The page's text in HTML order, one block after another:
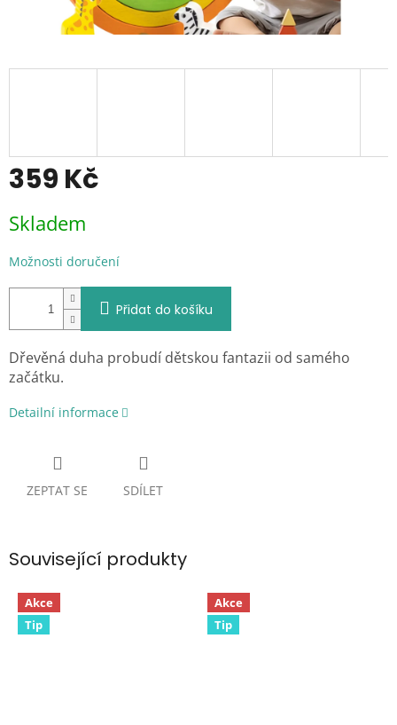
359 Kč
cena:
Skladem
Možnosti doručení
Přidat do košíku
Dřevěná duha probudí dětskou fantazii od samého
začátku.
Detailní informace
ZEPTAT SE SDÍLET
Související produkty
Akce
Tip
Akce
Tip